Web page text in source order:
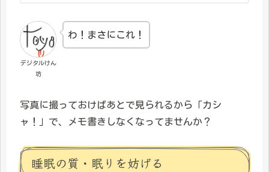
デジタルけん
坊
わ！まさにこれ！
写真に撮っておけばあとで見られるから「カシ
ャ！」で、メモ書きしなくなってませんか？
睡眠の質・眠りを妨げる